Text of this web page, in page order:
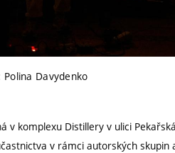
Davydenko
v komplexu Distillery v ulici
v rámci autorských skupin